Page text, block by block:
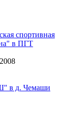
спортивная
в ПГТ
в д. Чемаши